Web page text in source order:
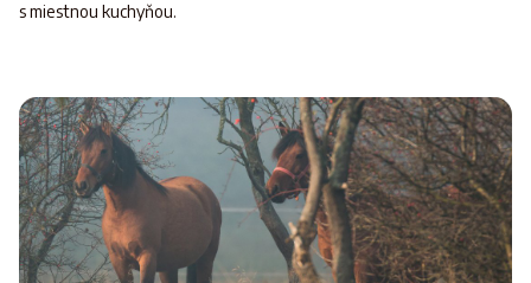
s miestnou kuchyňou.